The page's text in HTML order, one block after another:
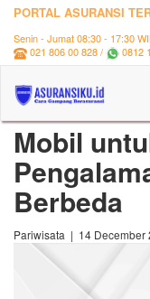
PORTAL ASURANSI
Senin - Jumat 08:30 - 17:30
021 806 00 828 /
0812
Mobil
Berbeda
Pariwisata | 14 December